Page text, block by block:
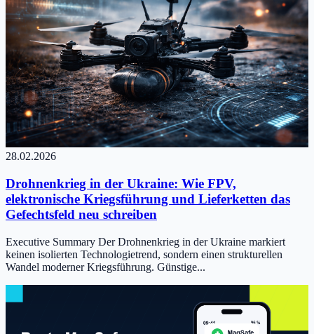
28.02.2026
Drohnenkrieg in der Ukraine: Wie FPV,
elektronische Kriegsführung und Lieferketten das
Gefechtsfeld neu schreiben
Executive Summary Der Drohnenkrieg in der Ukraine markiert
keinen isolierten Technologietrend, sondern einen strukturellen
Wandel moderner Kriegsführung. Günstige...